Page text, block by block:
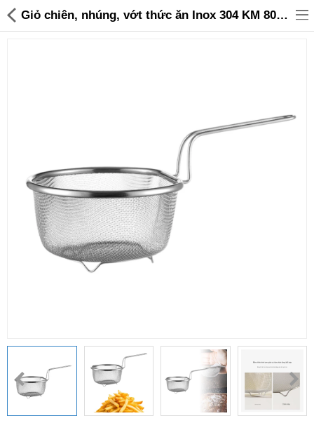
Đồ tiện ích
Đồ chơi trẻ em
Sản phẩm khác
So sánh Yêu thích (0)
Hotline: 0816 505 655
Tải App SanHangRe nhận Quà
Giỏ chiên, nhúng, vớt thức ăn Inox 304 KM 8048 size 18cm hàng Nhật - 135,000 | Sanhangre